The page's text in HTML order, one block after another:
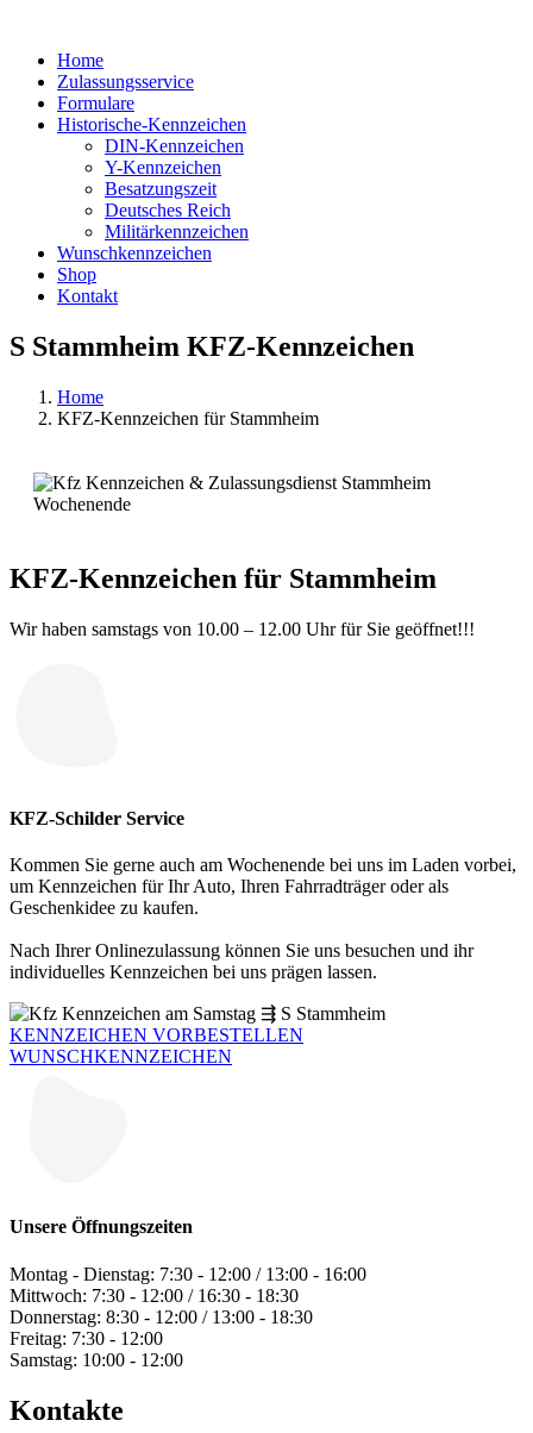
Home
Zulassungsservice
Formulare
Historische-Kennzeichen
DIN-Kennzeichen
Y-Kennzeichen
Besatzungszeit
Deutsches Reich
Militärkennzeichen
Wunschkennzeichen
Shop
Kontakt
S Stammheim KFZ-Kennzeichen
Home
KFZ-Kennzeichen für Stammheim
KFZ-Kennzeichen für Stammheim
Wir haben samstags von 10.00 – 12.00 Uhr für Sie geöffnet!!!
KFZ-Schilder Service
Kommen Sie gerne auch am Wochenende bei uns im Laden vorbei,
um Kennzeichen für Ihr Auto, Ihren Fahrradträger oder als
Geschenkidee zu kaufen.
Nach Ihrer Onlinezulassung können Sie uns besuchen und ihr
individuelles Kennzeichen bei uns prägen lassen.
KENNZEICHEN VORBESTELLEN
WUNSCHKENNZEICHEN
Unsere Öffnungszeiten
Montag - Dienstag: 7:30 - 12:00 / 13:00 - 16:00
Mittwoch: 7:30 - 12:00 / 16:30 - 18:30
Donnerstag: 8:30 - 12:00 / 13:00 - 18:30
Freitag: 7:30 - 12:00
Samstag: 10:00 - 12:00
Kontakte